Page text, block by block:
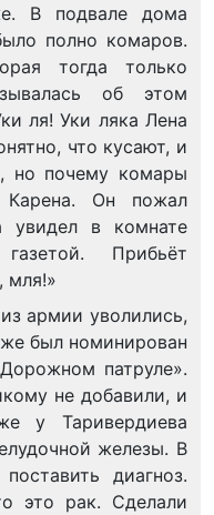
В подвале дома
полно комаров.
тогда только
об этом
ля! Уки ляка Лена
что кусают, и
но почему комары
Он пожал
увидел в комнате
Прибьёт
мля!»
армии уволились,
был номинирован
патруле».
не добавили, и
у Таривердиева
железы. В
диагноз.
это рак. Сделали